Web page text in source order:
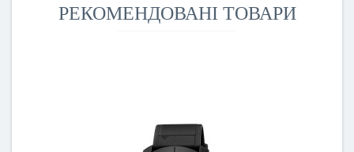
РЕКОМЕНДОВАНІ ТОВАРИ